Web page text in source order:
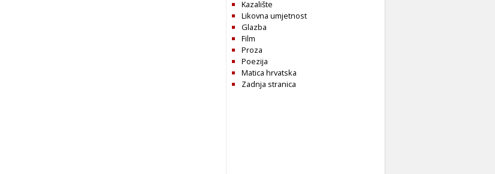
Kazalište
Likovna umjetnost
Glazba
Film
Proza
Poezija
Matica hrvatska
Zadnja stranica